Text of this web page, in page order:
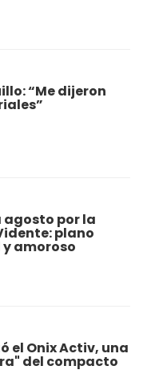
“Me dijeron
agosto por la
plano
amoroso
el Onix Activ, una
del compacto